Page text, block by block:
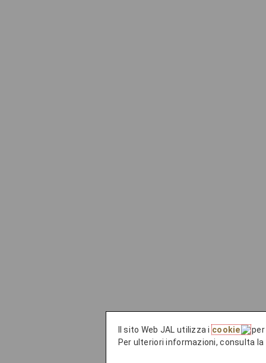
Il sito Web JAL utilizza icookie
per
Per ulteriori informazioni, consulta